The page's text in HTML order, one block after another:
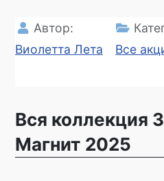
Автор:
Виолетта Лета
Все
Вся коллекция
Магнит 2025